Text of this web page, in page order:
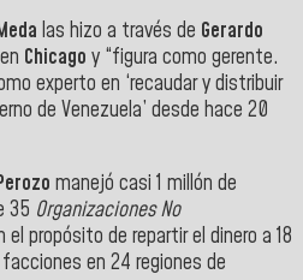
las hizo a través de Gerardo
Chicago y “figura como gerente.
experto en ‘recaudar y distribuir
de Venezuela’ desde hace 20
manejó casi 1 millón de
35 Organizaciones No
el propósito de repartir el dinero a 18
en 24 regiones de